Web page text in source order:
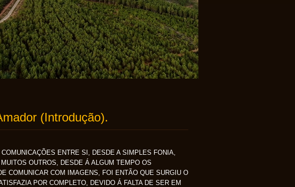
(Introdução).
ENTRE SI, DESDE A SIMPLES FONIA,
OUTROS, DESDE Á ALGUM TEMPO OS
COMUNICAR COM IMAGENS, FOI ENTÃO QUE SURGIU O
POR COMPLETO, DEVIDO Á FALTA DE SER EM